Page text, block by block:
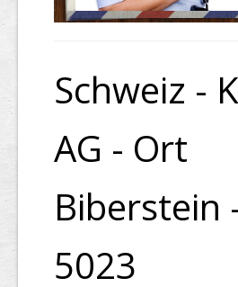
Schweiz -
AG - Ort
Biberstein
5023